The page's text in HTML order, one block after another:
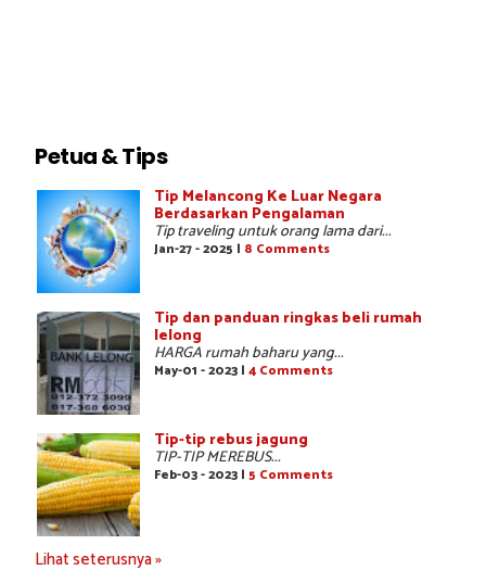
Petua & Tips
Tip Melancong Ke Luar Negara
Berdasarkan Pengalaman
Tip traveling untuk orang lama dari...
Jan-27 - 2025 | 8 Comments
Tip dan panduan ringkas beli rumah
lelong
HARGA rumah baharu yang...
May-01 - 2023 | 4 Comments
Tip-tip rebus jagung
TIP-TIP MEREBUS...
Feb-03 - 2023 | 5 Comments
Lihat seterusnya »